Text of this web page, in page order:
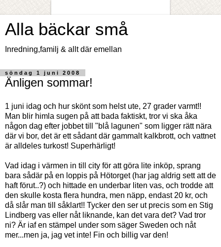
Alla bäckar små
Inredning,familj & allt där emellan
söndag 1 juni 2008
Änligen sommar!
1 juni idag och hur skönt som helst ute, 27 grader varmt!!
Man blir himla sugen på att bada faktiskt, tror vi ska åka
någon dag efter jobbet till "blå lagunen" som ligger rätt nära
där vi bor, det är ett sådant där gammalt kalkbrott, och vattnet
är alldeles turkost! Superhärligt!
Vad idag i värmen in till city för att göra lite inköp, sprang
bara sådär på en loppis på Hötorget (har jag aldrig sett att de
haft förut..?) och hittade en underbar liten vas, och trodde att
den skulle kosta flera hundra, men näpp, endast 20 kr, och
då slår man till såklart!! Tycker den ser ut precis som en Stig
Lindberg vas eller nåt liknande, kan det vara det? Vad tror
ni? Är iaf en stämpel under som säger Sweden och nåt
mer...men ja, jag vet inte! Fin och billig var den!